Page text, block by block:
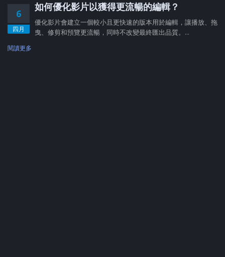
6
四月
如何優化影片以獲得更流暢的編輯？
優化影片會建立一個較小且更快速的版本用於編輯，讓播放、拖
曳、修剪和預覽更流暢，同時不改變最終匯出品質。...
閱讀更多